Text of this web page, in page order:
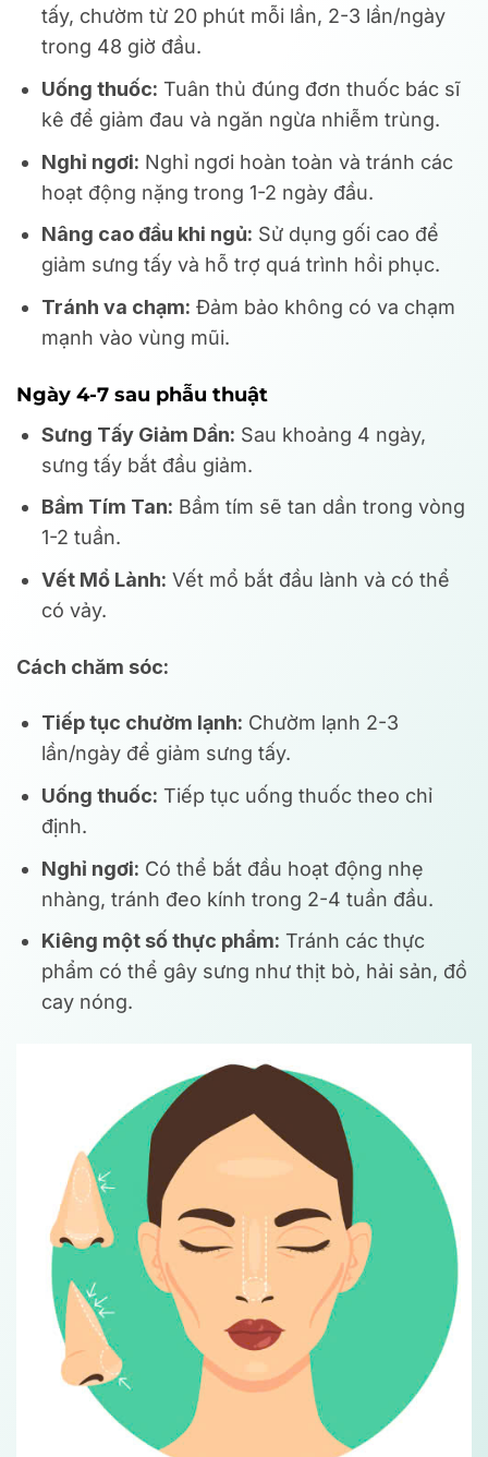
tấy, chườm từ 20 phút mỗi lần, 2-3 lần/ngày
trong 48 giờ đầu.
Uống thuốc: Tuân thủ đúng đơn thuốc bác sĩ
kê để giảm đau và ngăn ngừa nhiễm trùng.
Nghỉ ngơi: Nghỉ ngơi hoàn toàn và tránh các
hoạt động nặng trong 1-2 ngày đầu.
Nâng cao đầu khi ngủ: Sử dụng gối cao để
giảm sưng tấy và hỗ trợ quá trình hồi phục.
Tránh va chạm: Đảm bảo không có va chạm
mạnh vào vùng mũi.
Ngày 4-7 sau phẫu thuật
Sưng Tấy Giảm Dần: Sau khoảng 4 ngày,
sưng tấy bắt đầu giảm.
Bầm Tím Tan: Bầm tím sẽ tan dần trong vòng
1-2 tuần.
Vết Mổ Lành: Vết mổ bắt đầu lành và có thể
có vảy.
Cách chăm sóc:
Tiếp tục chườm lạnh: Chườm lạnh 2-3
lần/ngày để giảm sưng tấy.
Uống thuốc: Tiếp tục uống thuốc theo chỉ
định.
Nghỉ ngơi: Có thể bắt đầu hoạt động nhẹ
nhàng, tránh đeo kính trong 2-4 tuần đầu.
Kiêng một số thực phẩm: Tránh các thực
phẩm có thể gây sưng như thịt bò, hải sản, đồ
cay nóng.